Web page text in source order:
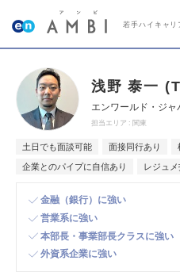
若手ハイキャリ
浅野 泰一
エンワールド・ジャ
担当エリア 関東
土日でも面談可能 面接同行あり
企業とのパイプに自信あり レジュ
金融（銀行）に強い
営業系に強い
本部長・事業部長クラスに強い
外資系企業に強い